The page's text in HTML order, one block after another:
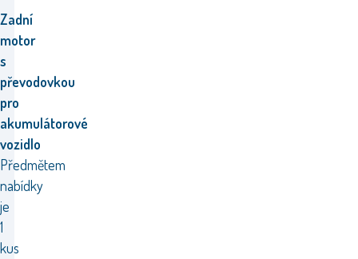
Zadní
motor
s
převodovkou
pro
akumulátorové
vozidlo
Předmětem
nabídky
je
1
kus